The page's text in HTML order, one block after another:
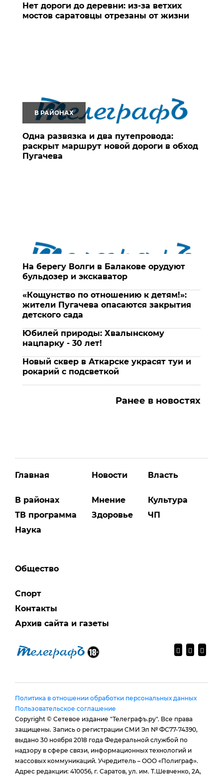
Нет дороги до деревни: из-за ветхих
мостов саратовцы отрезаны от жизни
В РАЙОНАХ
Одна развязка и два путепровода:
раскрыт маршрут новой дороги в обход
Пугачева
На берегу Волги в Балакове орудуют
бульдозер и экскаватор
«Кощунство по отношению к детям!»:
жители Пугачева опасаются закрытия
детского сада
Юбилей природы: Хвалынскому
нацпарку - 30 лет!
Новый сквер в Аткарске украсят туи и
рокарий с подсветкой
Ранее в новостях
Главная
В районах
ТВ программа
Наука
Новости
Мнение
Здоровье
Власть
Культура
ЧП
Общество
Спорт
Контакты
Архив сайта и газеты
Политика в отношении обработки персональных данных
Пользовательское соглашение
Copyright © Сетевое издание "Телеграфъ.ру". Все права
защищены. Запись о регистрации СМИ Эл № ФС77-74390,
выдано 30 ноября 2018 года Федеральной службой по
надзору в сфере связи, информационных технологий и
массовых коммуникаций. Учредитель – ООО «Полиграф».
Адрес редакции: 410056, г. Саратов, ул. им. Т.Шевченко, 2А,